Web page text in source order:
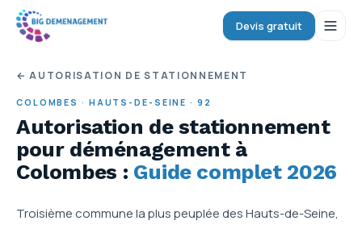
Devis gratuit
← AUTORISATION DE STATIONNEMENT
COLOMBES · HAUTS-DE-SEINE · 92
Autorisation de stationnement
pour déménagement à
Colombes : Guide complet 2026
Troisième commune la plus peuplée des Hauts-de-Seine,